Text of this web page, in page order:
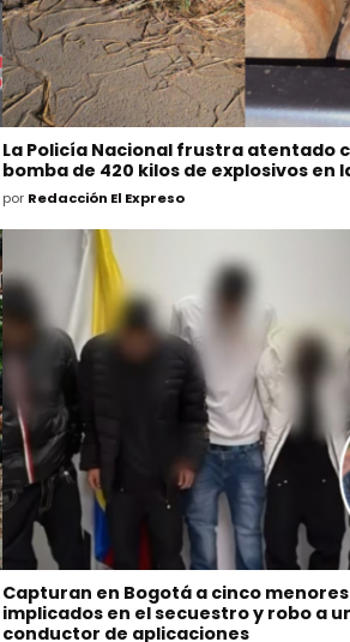
La Policía Nacional frustra atentado
bomba de 420 kilos de explosivos en
por Redacción El Expreso
Capturan en Bogotá a cinco
implicados en el secuestro y robo a
conductor de aplicaciones